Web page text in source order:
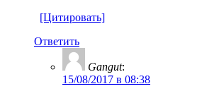
[Цитировать]
Ответить
Gangut:
15/08/2017 в 08:38